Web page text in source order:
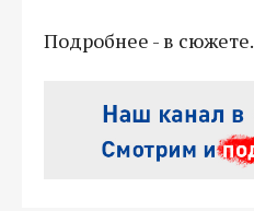
Подробнее - в сюжете.